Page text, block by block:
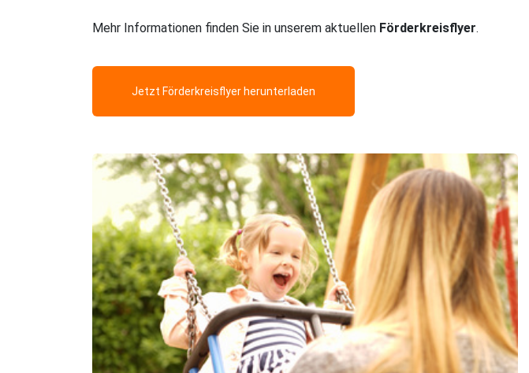
Mehr Informationen finden Sie in unserem aktuellen Förderkreisflyer.
Jetzt Förderkreisflyer herunterladen